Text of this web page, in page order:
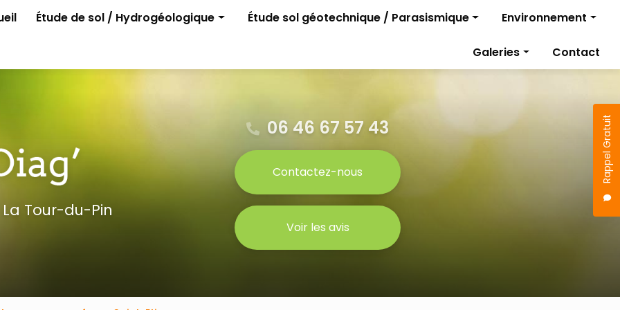
Rappel Gratuit
Étude de sol / Hydrogéologique
Permis d'aménager
Étude sol géotechnique / Parasismique
G2 avant projet
Étude G0
Environnement
Diagnostics
Gestion des travaux
Galeries Contact
Tour-du-Pin
06 46 67 57 43
Contactez-nous
Voir les avis